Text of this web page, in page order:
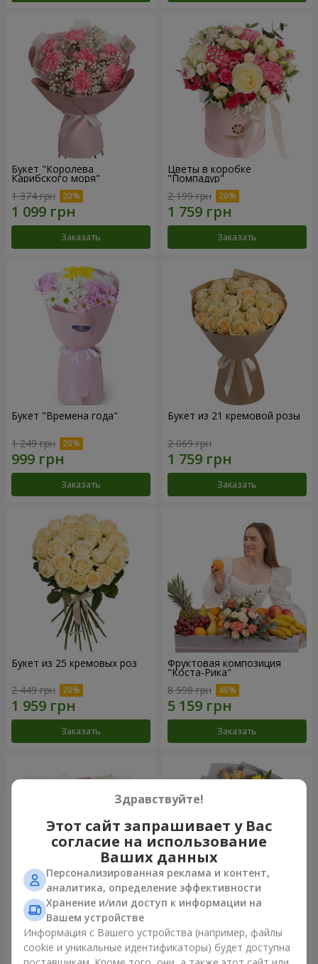
Букет "Королева
Карибского моря"
1 374 грн
Заказать
Цветы в коробке
"Помпадур"
2 199 грн
Заказать
Букет "Времена года"
1 249 грн
Заказать
Букет из 21 кремовой розы
2 069 грн
Заказать
Букет из 25 кремовых роз
2 449 грн
Заказать
Фруктовая композиция
"Коста-Рика"
8 598 грн
Заказать
Букет "Крещатик"
3 999 грн
Букет "Мы и лето"
1 554 грн
Здравствуйте!
Этот сайт запрашивает у Вас
согласие на использование
Ваших данных
Персонализированная реклама и контент,
аналитика, определение эффективности
Хранение и/или доступ к информации на
Вашем устройстве
Информация с Вашего устройства (например, файлы
cookie и уникальные идентификаторы) будет доступна